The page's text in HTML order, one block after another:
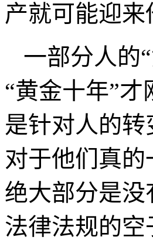
就拿地产预
预售，但在
没有盖也可
深圳90 年代
些小城市的
情况下，转
产就可能迎来